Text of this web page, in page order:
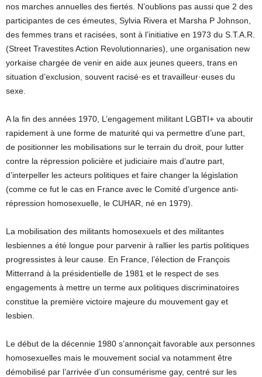
nos marches annuelles des fiertés. N’oublions pas aussi que 2 des
participantes de ces émeutes, Sylvia Rivera et Marsha P Johnson,
des femmes trans et racisées, sont à l’initiative en 1973 du S.T.A.R.
(Street Travestites Action Revolutionnaries), une organisation new
yorkaise chargée de venir en aide aux jeunes queers, trans en
situation d’exclusion, souvent racisé·es et travailleur·euses du
sexe.
A la fin des années 1970, L’engagement militant LGBTI+ va aboutir
rapidement à une forme de maturité qui va permettre d’une part,
de positionner les mobilisations sur le terrain du droit, pour lutter
contre la répression policière et judiciaire mais d’autre part,
d’interpeller les acteurs politiques et faire changer la législation
(comme ce fut le cas en France avec le Comité d’urgence anti-
répression homosexuelle, le CUHAR, né en 1979).
La mobilisation des militants homosexuels et des militantes
lesbiennes a été longue pour parvenir à rallier les partis politiques
progressistes à leur cause. En France, l’élection de François
Mitterrand à la présidentielle de 1981 et le respect de ses
engagements à mettre un terme aux politiques discriminatoires
constitue la première victoire majeure du mouvement gay et
lesbien.
Le début de la décennie 1980 s’annonçait favorable aux personnes
homosexuelles mais le mouvement social va notamment être
démobilisé par l’arrivée d’un consumérisme gay, centré sur les